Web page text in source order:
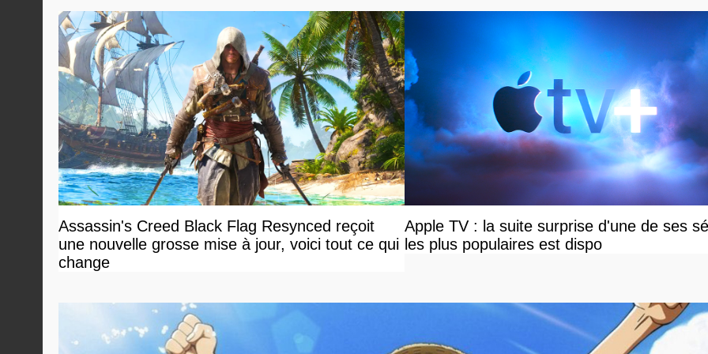
Assassin's Creed Black Flag Resynced reçoit
une nouvelle grosse mise à jour, voici tout ce qui
change
Apple TV : la suite surprise d'une de ses
les plus populaires est dispo